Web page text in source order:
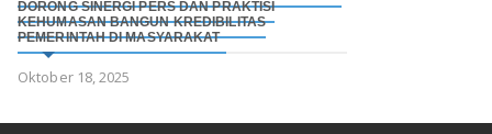
DORONG SINERGI PERS DAN PRAKTISI
KEHUMASAN BANGUN KREDIBILITAS
PEMERINTAH DI MASYARAKAT
Oktober 18, 2025